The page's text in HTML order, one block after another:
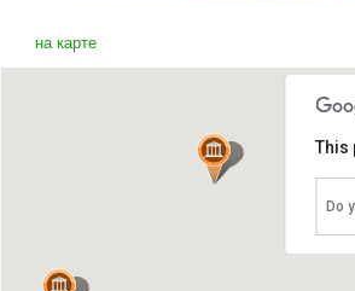
на карте
This
Do